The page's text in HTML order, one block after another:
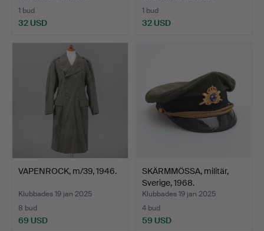
1 bud
32 USD
1 bud
32 USD
VAPENROCK, m/39, 1946.
Klubbades 19 jan 2025
8 bud
69 USD
SKÄRMMÖSSA, militär,
Sverige, 1968.
Klubbades 19 jan 2025
4 bud
59 USD